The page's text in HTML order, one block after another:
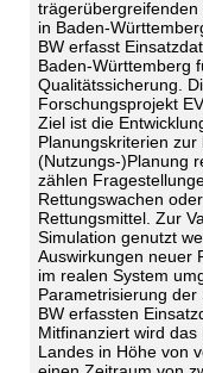
in Baden-
BW erfasst
Baden-Württemberg
Qualitätssicherung.
Forschungsprojekt
Ziel ist die
Planungskriterien
(Nutzungs-)Planung
zählen
Rettungswachen
Rettungsmittel. Zur
Simulation genutzt
Auswirkungen neuer
im realen System
Parametrisierung
BW erfassten
Mitfinanziert wird
Landes in Höhe von